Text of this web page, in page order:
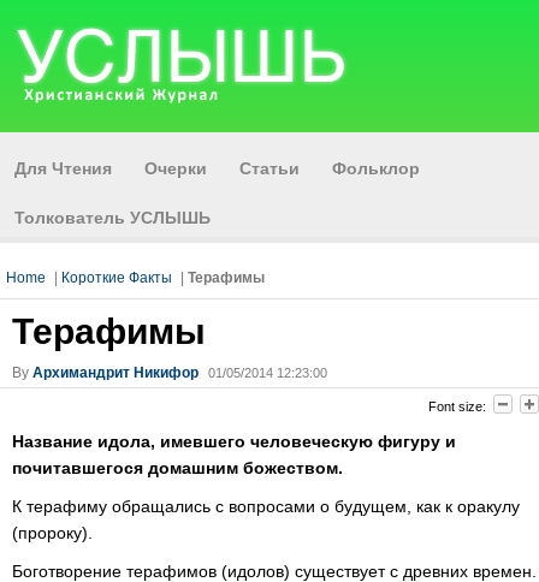
Для Чтения Очерки Статьи Фольклор
Толкователь УСЛЫШЬ
Home Короткие Факты Терафимы
Терафимы
By Архимандрит Никифор 01/05/2014 12:23:00
Font size:
Название идола, имевшего человеческую фигуру и
почитавшегося домашним божеством.
К терафиму обращались с вопросами о будущем, как к оракулу
(пророку).
Боготворение терафимов (идолов) существует с древних времен.